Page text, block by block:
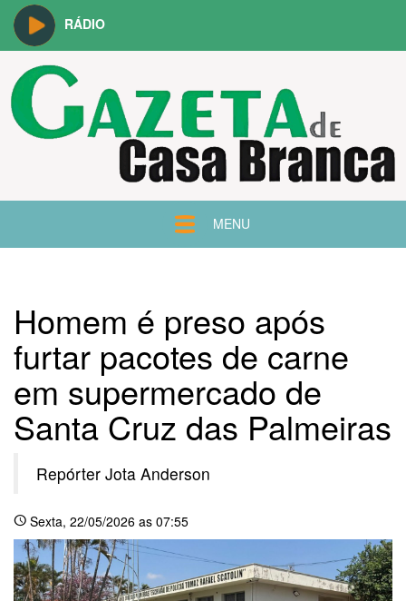
RÁDIO
MENU
Homem é preso após
furtar pacotes de carne
em supermercado de
Santa Cruz das Palmeiras
Repórter Jota Anderson
schedule Sexta, 22/05/2026 as 07:55